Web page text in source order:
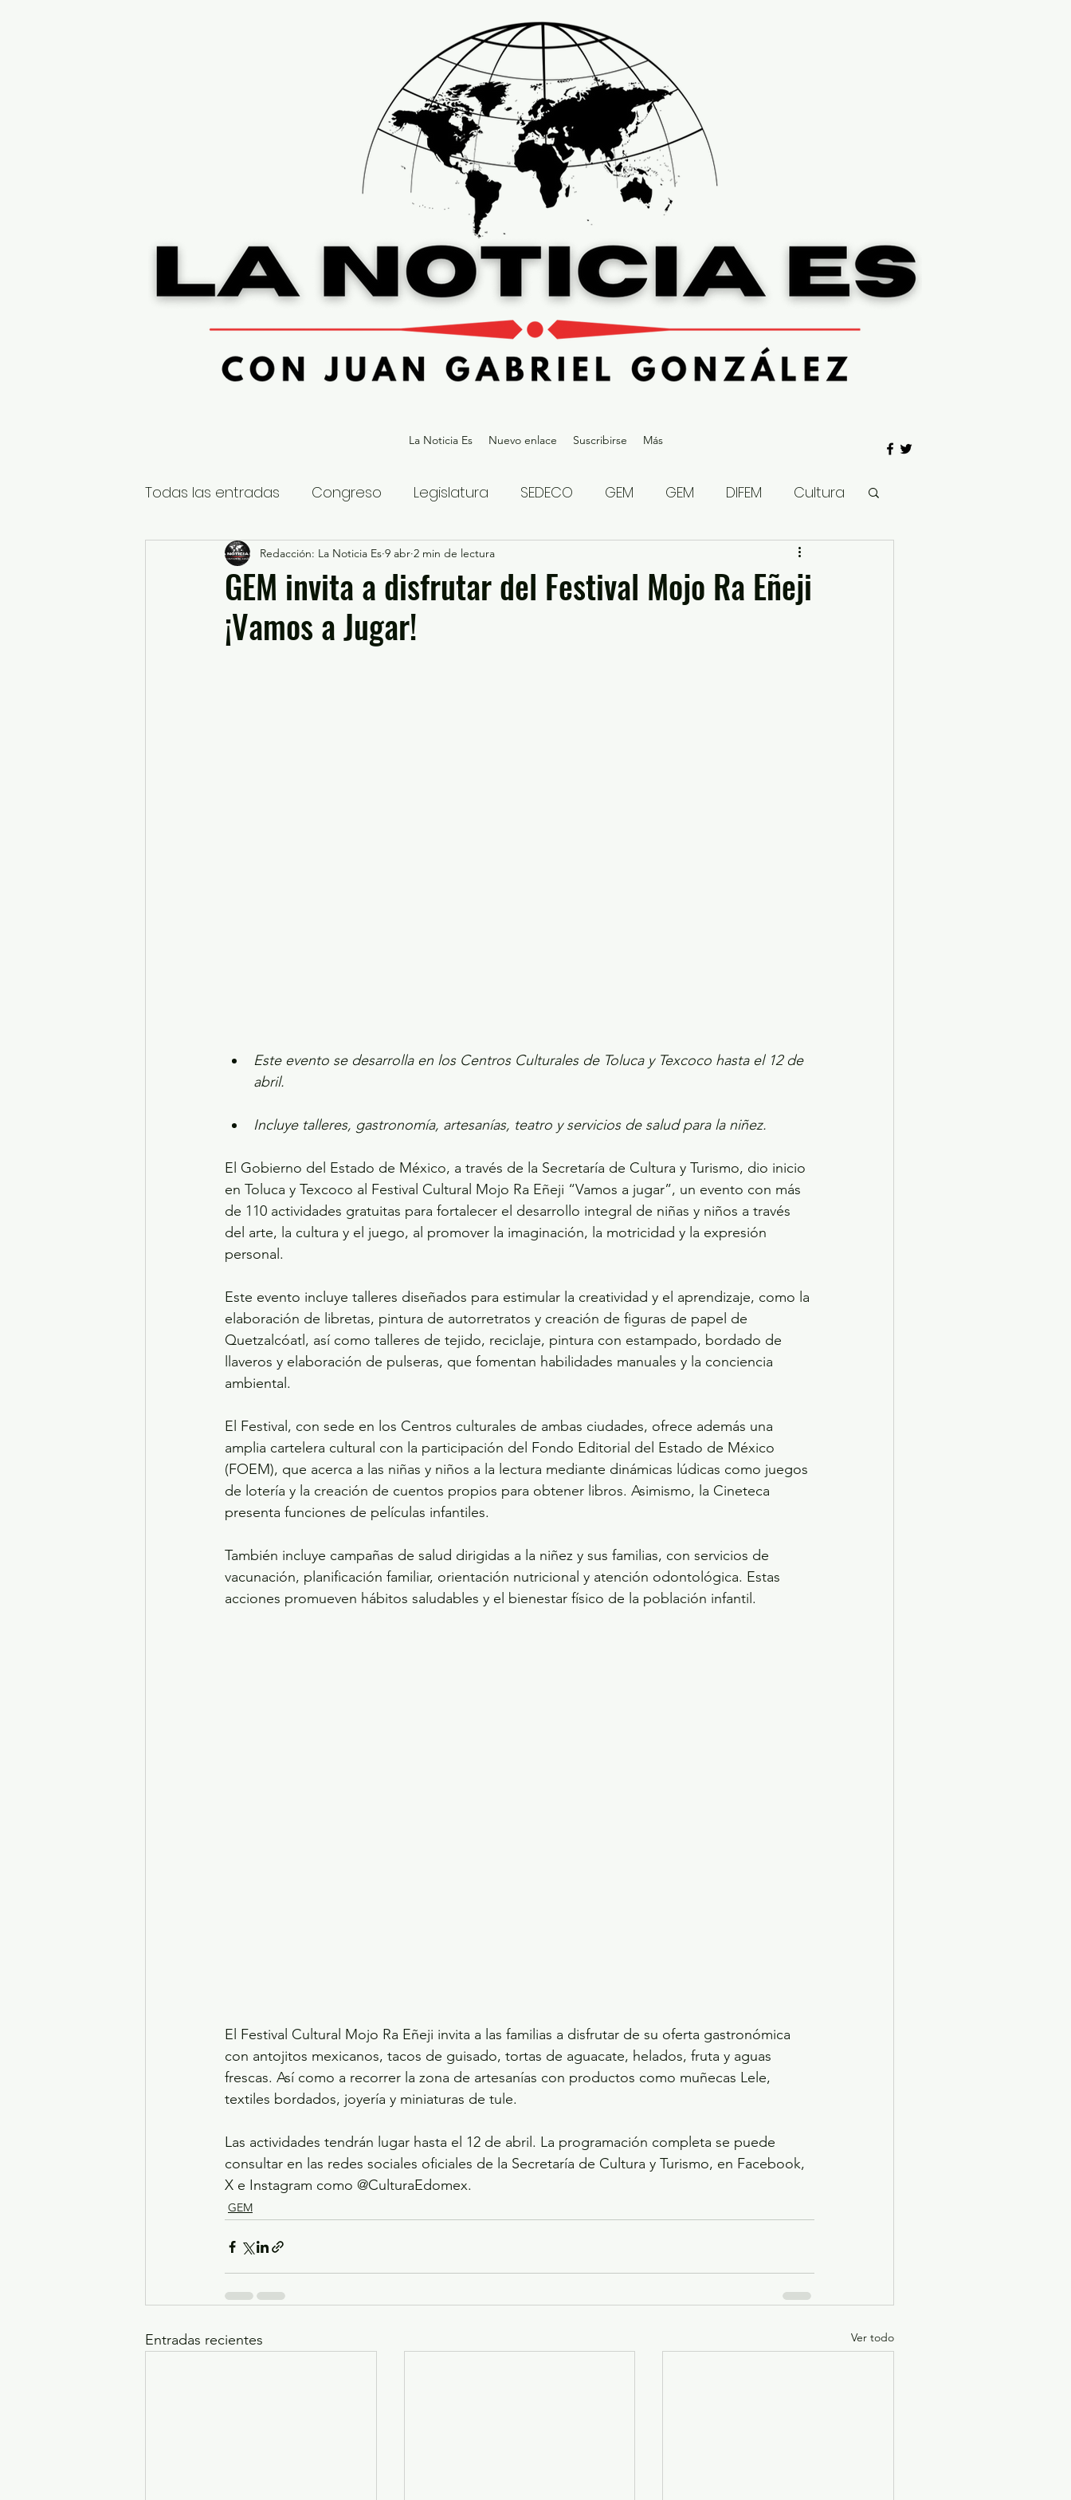
La Noticia Es Nuevo enlace Suscribirse Más
Todas las entradas Congreso Legislatura SEDECO GEM GEM DIFEM Cultura
Nacional Estatal Gubernatura Edoméx 2023
Educación y Cultura Seguridad y Justicia
GEM invita a disfrutar del Festival Mojo Ra Eñeji
¡Vamos a Jugar!
Redacción: La Noticia Es 9 abr 2 min de lectura
Este evento se desarrolla en los Centros Culturales de Toluca y Texcoco hasta el 12 de
abril.
Incluye talleres, gastronomía, artesanías, teatro y servicios de salud para la niñez.
El Gobierno del Estado de México, a través de la Secretaría de Cultura y Turismo, dio inicio
en Toluca y Texcoco al Festival Cultural Mojo Ra Eñeji “Vamos a jugar”, un evento con más
de 110 actividades gratuitas para fortalecer el desarrollo integral de niñas y niños a través
del arte, la cultura y el juego, al promover la imaginación, la motricidad y la expresión
personal.
Este evento incluye talleres diseñados para estimular la creatividad y el aprendizaje, como la
elaboración de libretas, pintura de autorretratos y creación de figuras de papel de
Quetzalcóatl, así como talleres de tejido, reciclaje, pintura con estampado, bordado de
llaveros y elaboración de pulseras, que fomentan habilidades manuales y la conciencia
ambiental.
El Festival, con sede en los Centros culturales de ambas ciudades, ofrece además una
amplia cartelera cultural con la participación del Fondo Editorial del Estado de México
(FOEM), que acerca a las niñas y niños a la lectura mediante dinámicas lúdicas como juegos
de lotería y la creación de cuentos propios para obtener libros. Asimismo, la Cineteca
presenta funciones de películas infantiles.
También incluye campañas de salud dirigidas a la niñez y sus familias, con servicios de
vacunación, planificación familiar, orientación nutricional y atención odontológica. Estas
acciones promueven hábitos saludables y el bienestar físico de la población infantil.
El Festival Cultural Mojo Ra Eñeji invita a las familias a disfrutar de su oferta gastronómica
con antojitos mexicanos, tacos de guisado, tortas de aguacate, helados, fruta y aguas
frescas. Así como a recorrer la zona de artesanías con productos como muñecas Lele,
textiles bordados, joyería y miniaturas de tule.
Las actividades tendrán lugar hasta el 12 de abril. La programación completa se puede
consultar en las redes sociales oficiales de la Secretaría de Cultura y Turismo, en Facebook,
X e Instagram como @CulturaEdomex.
GEM
Entradas recientes Ver todo